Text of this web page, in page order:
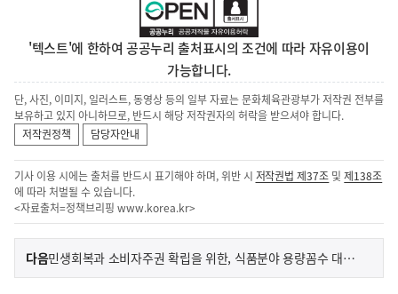
'텍스트'에 한하여 공공누리 출처표시의 조건에 따라 자유이용이
가능합니다.
단, 사진, 이미지, 일러스트, 동영상 등의 일부 자료는 문화체육관광부가 저작권 전부를
보유하고 있지 아니하므로, 반드시 해당 저작권자의 허락을 받으셔야 합니다.
저작권정책
담당자안내
기사 이용 시에는 출처를 반드시 표기해야 하며, 위반 시 저작권법 제37조 및제138조
에 따라 처벌될 수 있습니다.
<자료출처=정책브리핑 www.korea.kr>
이
전
다음기
민생회복과 소비자주권 확립을 위한, 식품분야 용량꼼수 대응방안 마련